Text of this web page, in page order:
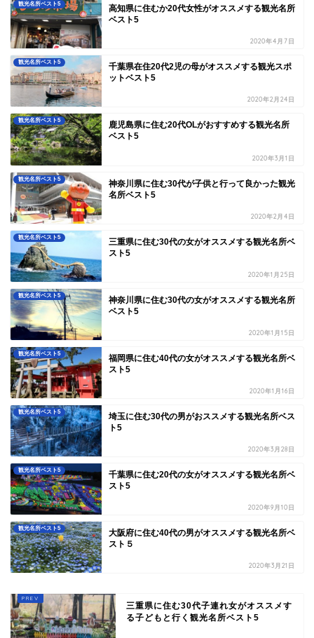
観光名所ベスト5
高知県に住むか20代女性がオススメする観光名所
ベスト5
2020年4月7日
観光名所ベスト5
千葉県在住20代2児の母がオススメする観光スポ
ットベスト5
2020年2月24日
観光名所ベスト5
鹿児島県に住む20代OLがおすすめする観光名所
ベスト5
2020年3月1日
観光名所ベスト5
神奈川県に住む30代が子供と行って良かった観光
名所ベスト5
2020年2月4日
観光名所ベスト5
三重県に住む30代の女がオススメする観光名所ベ
スト5
2020年1月25日
観光名所ベスト5
神奈川県に住む30代の女がオススメする観光名所
ベスト5
2020年1月15日
観光名所ベスト5
福岡県に住む40代の女がオススメする観光名所ベ
スト5
2020年1月16日
観光名所ベスト5
埼玉に住む30代の男がおススメする観光名所ベス
ト5
2020年3月28日
観光名所ベスト5
千葉県に住む20代の女がオススメする観光名所ベ
スト5
2020年9月10日
観光名所ベスト5
大阪府に住む40代の男がオススメする観光名所ベ
スト５
2020年3月21日
三重県に住む30代子連れ女がオススメす
る子どもと行く観光名所ベスト5